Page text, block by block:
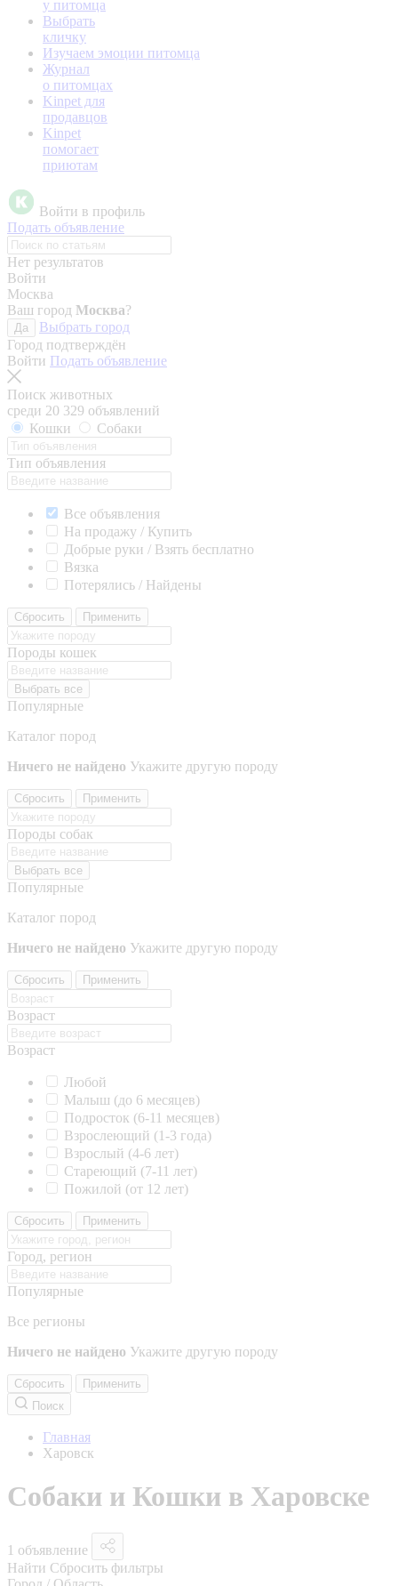
у питомца
Выбрать
кличку
Изучаем эмоции питомца
Журнал
о питомцах
Kinpet для
продавцов
Kinpet
помогает
приютам
Войти в профиль
Подать объявление
Нет результатов
Войти
Москва
Ваш город Москва?
Да
Выбрать город
Город подтверждён
Войти Подать объявление
Поиск животных
среди 20 329 объявлений
Кошки
Собаки
Тип объявления
Все объявления
На продажу / Купить
Добрые руки / Взять бесплатно
Вязка
Потерялись / Найдены
Сбросить Применить
Породы кошек
Выбрать все
Популярные
Каталог пород
Ничего не найдено Укажите другую породу
Сбросить Применить
Породы собак
Выбрать все
Популярные
Каталог пород
Ничего не найдено Укажите другую породу
Сбросить Применить
Возраст
Возраст
Любой
Малыш (до 6 месяцев)
Подросток (6-11 месяцев)
Взрослеющий (1-3 года)
Взрослый (4-6 лет)
Стареющий (7-11 лет)
Пожилой (от 12 лет)
Сбросить Применить
Город, регион
Популярные
Все регионы
Ничего не найдено Укажите другую породу
Сбросить
Применить
Поиск
Главная
Харовск
Собаки и Кошки в Харовске
1 объявление
Найти Сбросить фильтры